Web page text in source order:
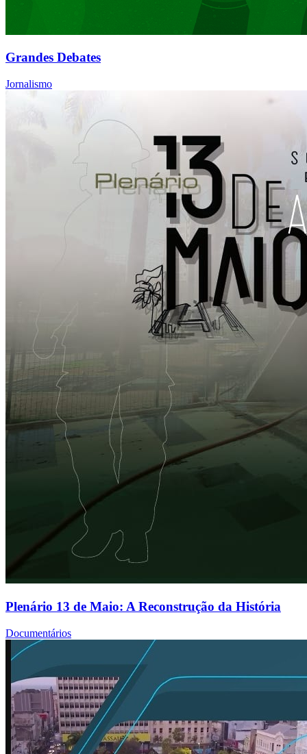
Grandes Debates
Jornalismo
Plenário 13 de Maio: A Reconstrução da História
Documentários